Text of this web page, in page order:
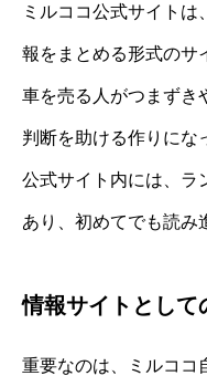
ミルココ公式サイト
報をまとめる形式のサ
車を売る人がつまずき
判断を助ける作りにな
公式サイト内には、ラ
あり、初めてでも読み
情報サイトとして
重要なのは、ミルココ